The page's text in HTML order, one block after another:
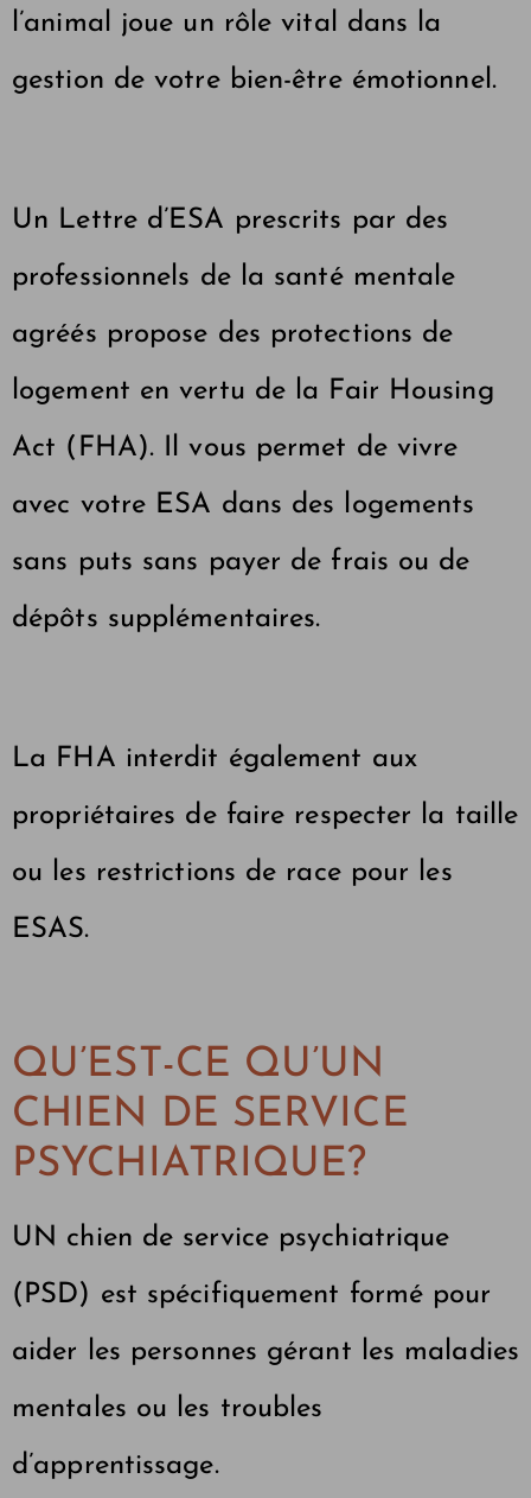
l’animal joue un rôle vital dans la
gestion de votre bien-être émotionnel.
Un Lettre d’ESA prescrits par des
professionnels de la santé mentale
agréés propose des protections de
logement en vertu de la Fair Housing
Act (FHA). Il vous permet de vivre
avec votre ESA dans des logements
sans puts sans payer de frais ou de
dépôts supplémentaires.
La FHA interdit également aux
propriétaires de faire respecter la taille
ou les restrictions de race pour les
ESAS.
QU’EST-CE QU’UN
CHIEN DE SERVICE
PSYCHIATRIQUE?
UN chien de service psychiatrique
(PSD) est spécifiquement formé pour
aider les personnes gérant les maladies
mentales ou les troubles
d’apprentissage.